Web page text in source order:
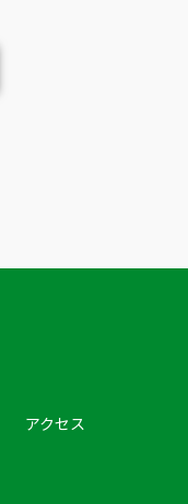
アクセス